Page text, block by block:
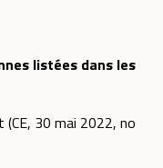
listées dans les
30 mai 2022, no